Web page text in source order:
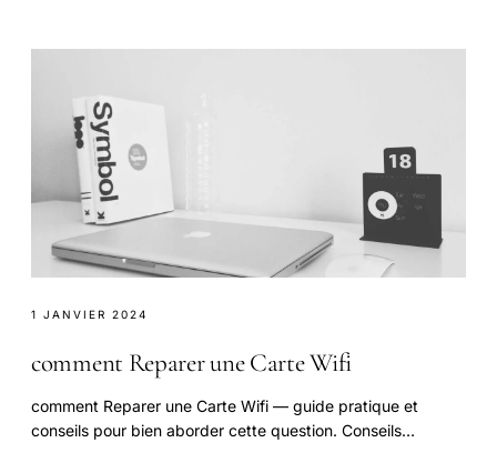
1 JANVIER 2024
comment Reparer une Carte Wifi
comment Reparer une Carte Wifi — guide pratique et
conseils pour bien aborder cette question. Conseils